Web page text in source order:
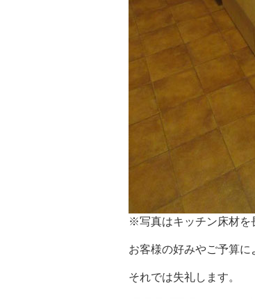
※写真はキッチン床材を
お客様の好みやご予算に
それでは失礼します。